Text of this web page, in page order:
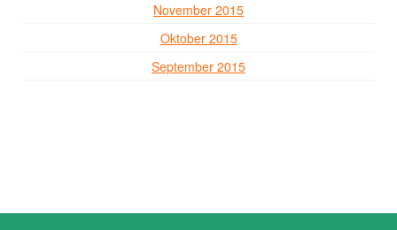
November 2015
Oktober 2015
September 2015